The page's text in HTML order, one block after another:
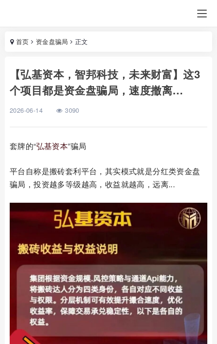
首页 资金盘骗局 正文
【弘基资本，智邦科技，未来财富】这3
个项目都是资金盘骗局，速度撤离…
2026-06-14 3090
套牌的“弘基资本”骗局
平台自称是搬砖套利平台，其实模式就是分红类资金盘
骗局，投资越多等级越高，收益就越高，远离...